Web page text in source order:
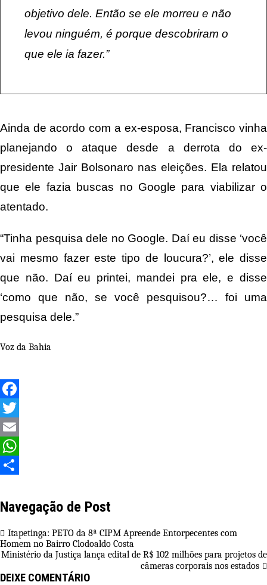
objetivo dele. Então se ele morreu e não
levou ninguém, é porque descobriram o
que ele ia fazer.”
Ainda de acordo com a ex-esposa, Francisco vinha
planejando o ataque desde a derrota do ex-
presidente Jair Bolsonaro nas eleições. Ela relatou
que ele fazia buscas no Google para viabilizar o
atentado.
“Tinha pesquisa dele no Google. Daí eu disse ‘você
vai mesmo fazer este tipo de loucura?’, ele disse
que não. Daí eu printei, mandei pra ele, e disse
‘como que não, se você pesquisou?… foi uma
pesquisa dele.”
Voz da Bahia
Facebook
Twitter
Email
WhatsApp
Navegação de Post
Itapetinga: PETO da 8ª CIPM Apreende Entorpecentes com
Homem no Bairro Clodoaldo Costa
Ministério da Justiça lança edital de R$ 102 milhões para projetos de
câmeras corporais nos estados
DEIXE COMENTÁRIO